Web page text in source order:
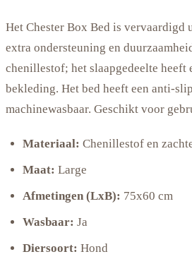
Het Chester Box Bed is vervaardigd
extra ondersteuning en
chenillestof; het slaapgedeelte heeft
bekleding. Het bed heeft een anti-
machinewasbaar. Geschikt voor
Materiaal: Chenillestof en
Maat: Large
Afmetingen (LxB): 75x60 cm
Wasbaar: Ja
Diersoort: Hond